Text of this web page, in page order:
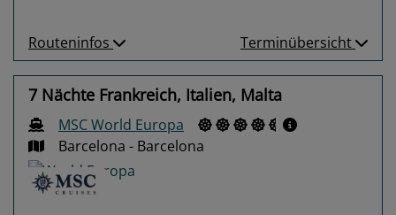
Routeninfos Terminübersicht
7 Nächte Frankreich, Italien, Malta
MSC World Europa
Barcelona - Barcelona